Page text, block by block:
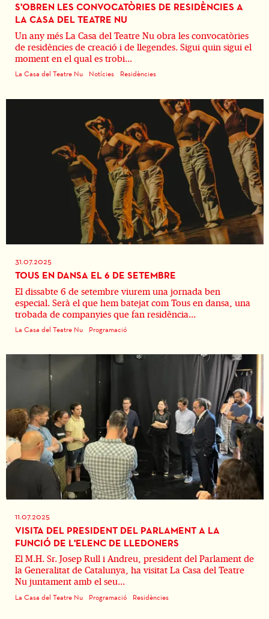
S'OBREN LES CONVOCATÒRIES DE RESIDÈNCIES A
LA CASA DEL TEATRE NU
Un any més La Casa del Teatre Nu obra les convocatòries
de residències de creació i de llegendes. Sigui quin sigui el
moment en el qual es trobi...
La Casa del Teatre Nu Notícies Residències
31.07.2025
TOUS EN DANSA EL 6 DE SETEMBRE
El dissabte 6 de setembre viurem una jornada ben
especial. Serà el que hem batejat com Tous en dansa, una
trobada de companyies que fan residència...
La Casa del Teatre Nu Programació
11.07.2025
VISITA DEL PRESIDENT DEL PARLAMENT A LA
FUNCIÓ DE L'ELENC DE LLEDONERS
El M.H. Sr. Josep Rull i Andreu, president del Parlament de
la Generalitat de Catalunya, ha visitat La Casa del Teatre
Nu juntament amb el seu...
La Casa del Teatre Nu Programació Residències